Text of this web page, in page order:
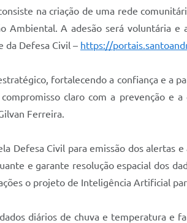
na criação de uma rede
Ambiental. A adesão será voluntária
da Defesa Civil – https://
fortalecendo a confiança e a
claro com a prevenção e
Ferreira.
Defesa Civil para emissão dos
e garante resolução espacial dos
o projeto de Inteligência Artificial
diários de chuva e temperatura e